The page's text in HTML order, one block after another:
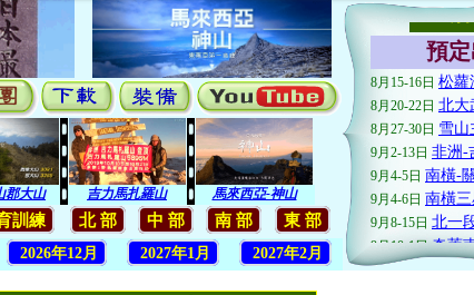
郡大山 吉力馬扎羅山 馬來西亞-神山
訓練 北 部 中 部 南 部 東 部
2026年12月 2027年1月 2027年2月
<
預
8月15-16日 松蘿
8月20-22日 北大
8月27-30日 雪山
9月2-13日 非洲-
9月4-5日 南橫-
9月4-6日 南橫
9月8-15日 北一
9月10-1日 奇萊
9月10-13日白姑